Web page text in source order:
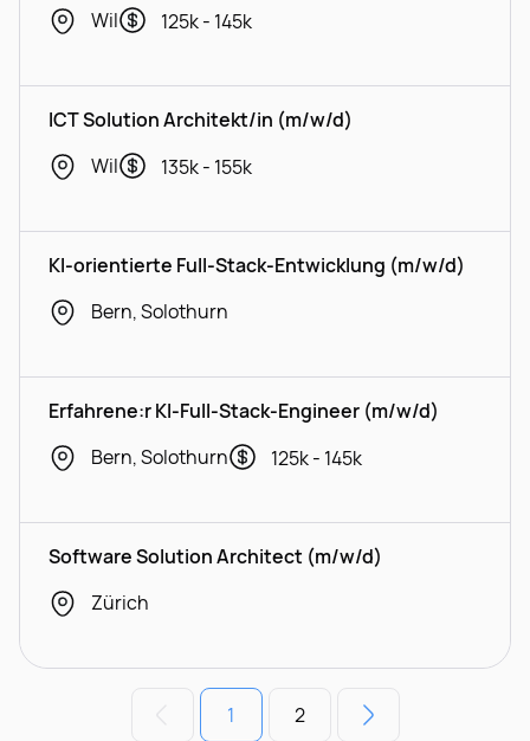
Wil
125k - 145k
ICT Solution Architekt/in (m/w/d)
Wil
135k - 155k
KI-orientierte Full-Stack-Entwicklung (m/w/d)
Bern, Solothurn
Erfahrene:r KI-Full-Stack-Engineer (m/w/d)
Bern, Solothurn
125k - 145k
Software Solution Architect (m/w/d)
Zürich
1 2